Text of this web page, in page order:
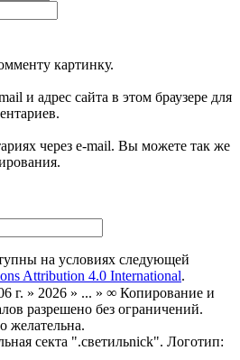
картинку.
и адрес сайта в этом браузере для
через e-mail. Вы можете так же
на условиях следующей
Attribution 4.0 International.
г. » 2026 » ... » ∞ Копирование и
разрешено без ограничений.
желательна.
секта ".светильnick". Логотип: